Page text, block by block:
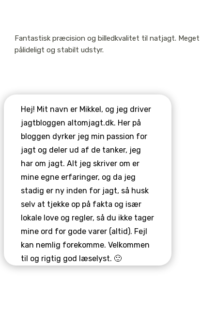
Fantastisk præcision og billedkvalitet til natjagt. Meget
pålideligt og stabilt udstyr.
Hej! Mit navn er Mikkel, og jeg driver
jagtbloggen altomjagt.dk. Her på
bloggen dyrker jeg min passion for
jagt og deler ud af de tanker, jeg
har om jagt. Alt jeg skriver om er
mine egne erfaringer, og da jeg
stadig er ny inden for jagt, så husk
selv at tjekke op på fakta og især
lokale love og regler, så du ikke tager
mine ord for gode varer (altid). Fejl
kan nemlig forekomme. Velkommen
til og rigtig god læselyst. 🙂